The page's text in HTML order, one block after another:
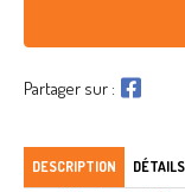
DESCRIPTION
Partager sur :